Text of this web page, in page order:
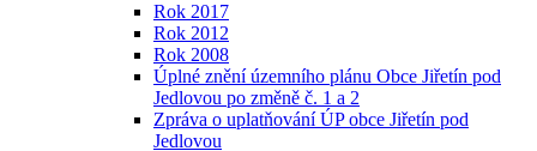
Rok 2017
Rok 2012
Rok 2008
Úplné znění územního plánu Obce Jiřetín pod
Jedlovou po změně č. 1 a 2
Zpráva o uplatňování ÚP obce Jiřetín pod
Jedlovou